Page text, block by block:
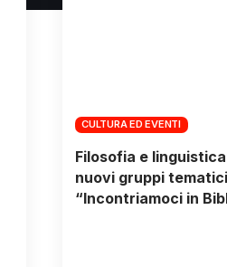
CULTURA ED EVENTI
Filosofia e
nuovi gruppi
“Incontriamoci in